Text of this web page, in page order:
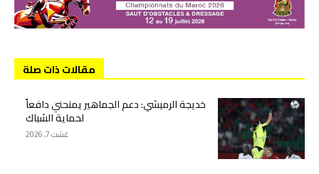
مقالات ذات صلة
خديجة الرميشي: دعم الجماهير يمنحني دافعاً
لحماية الشباك
غشت 7, 2026